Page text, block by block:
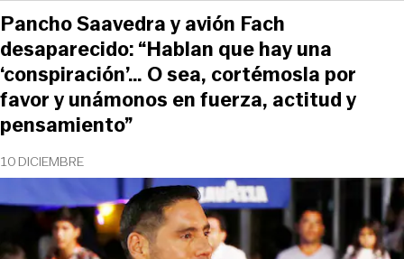
10 DICIEMBRE
Pancho Saavedra y avión Fach
desaparecido: “Hablan que hay una
‘conspiración’… O sea, cortémosla por
favor y unámonos en fuerza, actitud y
pensamiento”